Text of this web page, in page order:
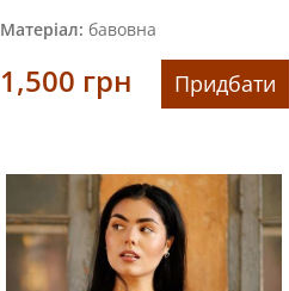
Матеріал: бавовна
1,500 грн Придбати